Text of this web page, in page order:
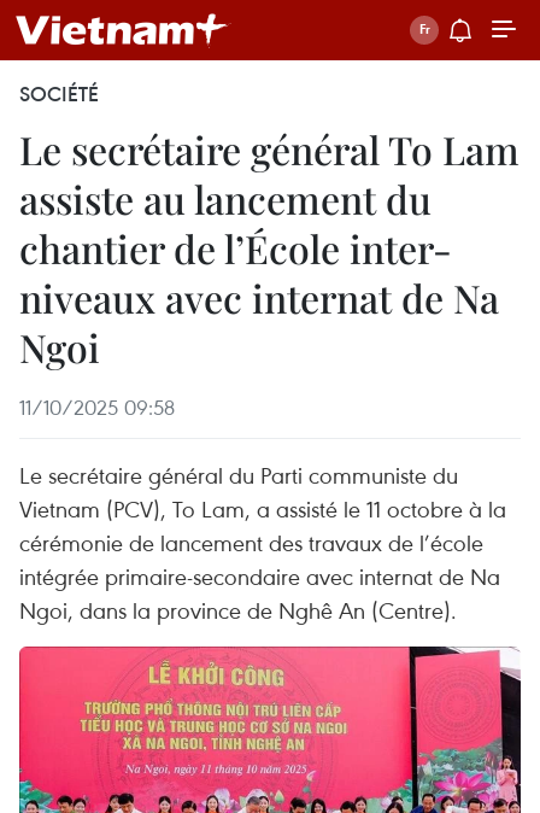
SOCIÉTÉ
Le secrétaire général To Lam
assiste au lancement du
chantier de l’École inter-
niveaux avec internat de Na
Ngoi
11/10/2025 09:58
Le secrétaire général du Parti communiste du
Vietnam (PCV), To Lam, a assisté le 11 octobre à la
cérémonie de lancement des travaux de l’école
intégrée primaire-secondaire avec internat de Na
Ngoi, dans la province de Nghê An (Centre).